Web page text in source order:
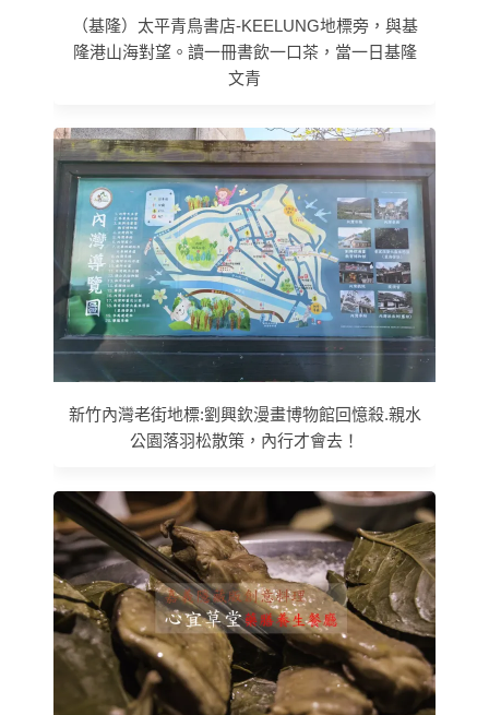
（基隆）太平青鳥書店-KEELUNG地標旁，與基
隆港山海對望。讀一冊書飲一口茶，當一日基隆
文青
新竹內灣老街地標:劉興欽漫畫博物館回憶殺.親水
公園落羽松散策，內行才會去！